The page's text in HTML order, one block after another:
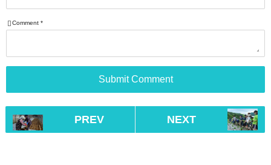
Comment *
PREV NEXT